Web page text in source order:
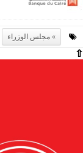
مجلس الوزراء
⇧